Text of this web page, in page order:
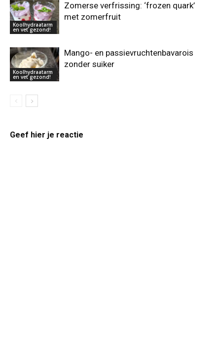
Koolhydraatarm
en vet gezond!
Zomerse verfrissing: ‘frozen quark’
met zomerfruit
Koolhydraatarm
en vet gezond!
Mango- en passievruchtenbavarois
zonder suiker
Geef hier je reactie